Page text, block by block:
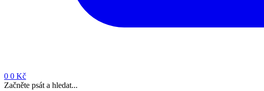
0 0 Kč
Začněte psát a hledat...